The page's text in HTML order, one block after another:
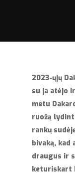
2023-ųjų
su ja atėjo
metu
ruožą
rankų
bivaką, kad
draugus ir
keturiskart